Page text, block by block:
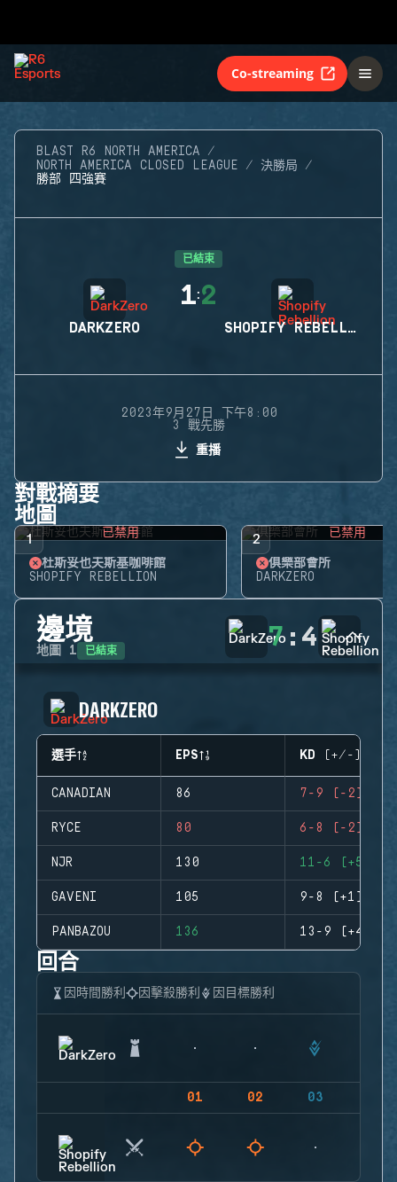
Co-streaming
BLAST R6 NORTH AMERICA
NORTH AMERICA CLOSED LEAGUE
決勝局
勝部 四強賽
已結束
DARKZERO
1:2
SHOPIFY REBELLION
2023年9月27日 下午8:00
3 戰先勝
重播
對戰摘要
地圖
1 已禁用
杜斯妥也夫斯基咖啡館
SHOPIFY REBELLION
2 已禁用
俱樂部會所
DARKZERO
邊境
地圖 1 已結束 7: 4
DARKZERO
選手 EPS KD (+/-)
CANADIAN 86 7-9 (-2)
RYCE 80 6-8 (-2)
NJR 130 11-6 (+5)
GAVENI 105 9-8 (+1)
PANBAZOU 136 13-9 (+4)
回合
因時間勝利 因擊殺勝利 因目標勝利
01 02 03